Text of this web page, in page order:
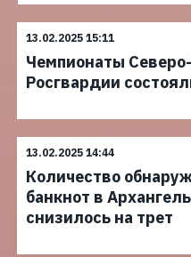
13.02.2025 15:11
Чемпионаты
Росгвардии
13.02.2025 14:44
Количество
банкнот в
снизилось на трет